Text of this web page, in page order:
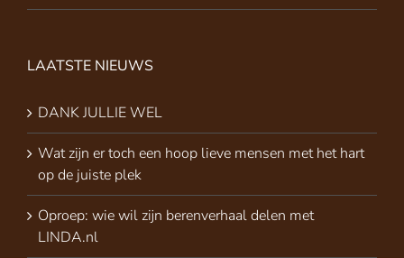
LAATSTE NIEUWS
DANK JULLIE WEL
Wat zijn er toch een hoop lieve mensen met het hart
op de juiste plek
Oproep: wie wil zijn berenverhaal delen met
LINDA.nl